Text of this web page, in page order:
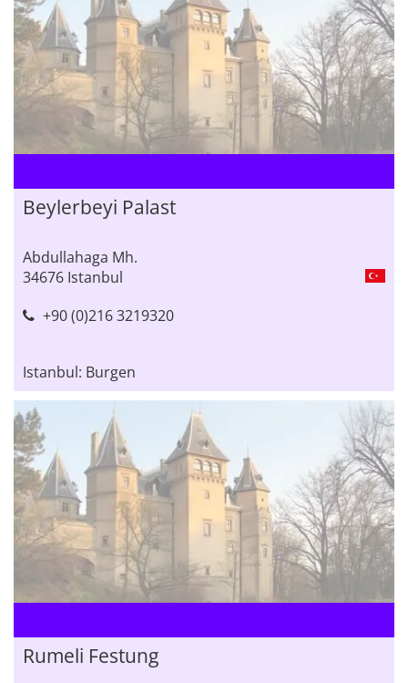
Beylerbeyi Palast
Abdullahaga Mh.
34676 Istanbul
+90 (0)216 3219320
Istanbul: Burgen
Rumeli Festung